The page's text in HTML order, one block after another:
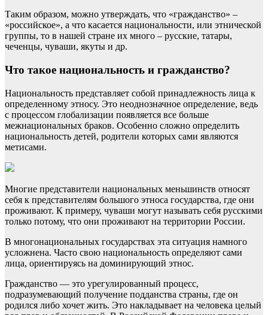
Таким образом, можно утверждать, что «гражданство» –
«российское», а что касается национальности, или этнической
группы, то в нашей стране их много – русские, татары,
чеченцы, чуваши, якуты и др.
Что такое национальность и гражданство?
Национальность представляет собой принадлежность лица к
определенному этносу. Это неоднозначное определение, ведь
с процессом глобализации появляется все больше
межнациональных браков. Особенно сложно определить
национальность детей, родители которых сами являются
метисами.
Многие представители национальных меньшинств относят
себя к представителям большого этноса государства, где они
проживают. К примеру, чуваши могут называть себя русскими
только потому, что они проживают на территории России.
В многонациональных государствах эта ситуация намного
усложнена. Часто свою национальность определяют сами
лица, ориентируясь на доминирующий этнос.
Гражданство — это урегулированный процесс,
подразумевающий получение подданства страны, где он
родился либо хочет жить. Это накладывает на человека целый